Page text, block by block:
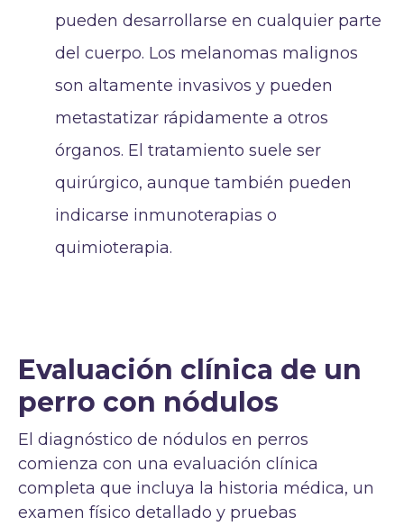
pueden desarrollarse en cualquier parte
del cuerpo. Los melanomas malignos
son altamente invasivos y pueden
metastatizar rápidamente a otros
órganos. El tratamiento suele ser
quirúrgico, aunque también pueden
indicarse inmunoterapias o
quimioterapia.
Evaluación clínica de un
perro con nódulos
El diagnóstico de nódulos en perros
comienza con una evaluación clínica
completa que incluya la historia médica, un
examen físico detallado y pruebas